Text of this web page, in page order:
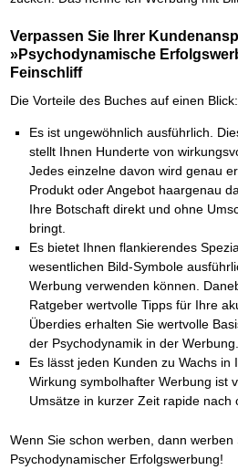
Verpassen Sie Ihrer
»Psychodynamische
Feinschliff
Die Vorteile des Buches auf einen Blick:
Es ist ungewöhnlich ausführlich.
stellt Ihnen Hunderte von
Jedes einzelne davon wird genau
Produkt oder Angebot haargenau
Ihre Botschaft direkt und ohne
bringt.
Es bietet Ihnen flankierendes
wesentlichen Bild-Symbole
Werbung verwenden können.
Ratgeber wertvolle Tipps für Ihre
Überdies erhalten Sie wertvolle
der Psychodynamik in der Werbung.
Es lässt jeden Kunden zu Wachs
Wirkung symbolhafter Werbung ist
Umsätze in kurzer Zeit rapide nach
Wenn Sie schon werben, dann werben
Psychodynamischer Erfolgswerbung!